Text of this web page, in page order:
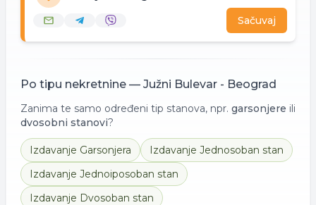
Sačuvaj
Po tipu nekretnine — Južni Bulevar - Beograd
Zanima te samo određeni tip stanova, npr. garsonjere ili
dvosobni stanovi?
Izdavanje Garsonjera Izdavanje Jednosoban stan
Izdavanje Jednoiposoban stan
Izdavanje Dvosoban stan